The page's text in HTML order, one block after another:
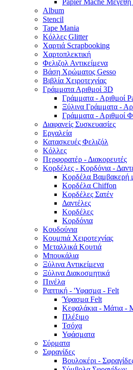
Album
Stencil
Tape Mania
Κόλλες Glitter
Χαρτιά Scrapbooking
Χαρτοπλεκτική
Φελιζολ Αντικείμενα
Βάση Χρώματος Gesso
Βιβλία Χειροτεχνίας
Γράμματα Αριθμοί 3D
Γράμματα - Αριθμοί
Ξύλινα Γράμματα -
Γράμματα - Αριθμοί
Διαφανείς Συσκευασίες
Εργαλεία
Κατασκευές Φελιζόλ
Κόλλες
Περφορατέρ - Διακορευτές
Κορδέλες - Κορδόνια -
Κορδέλα Βαμβακερή
Κορδέλα Chiffon
Κορδέλες Σατέν
Δαντέλες
Κορδέλες
Κορδόνια
Κουδούνια
Κουμπιά Χειροτεχνίας
Μεταλλικά Κουτιά
Μπουκάλια
Ξύλινα Αντικείμενα
Ξύλινα Διακοσμητικά
Πινέλα
Ραπτική - 'Υφασμα - Felt
Ύφασμα Felt
Κεφαλάκια - Μάτια -
Πλέξιμο
Τσόχα
Υφάσματα
Σύρματα
Σφραγίδες
Βουλοκέρι -